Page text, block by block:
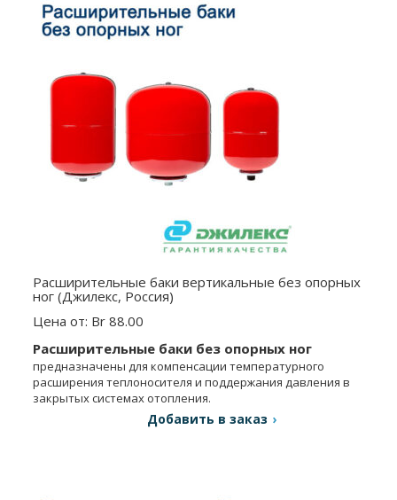
Расширительные баки вертикальные без опорных
ног (Джилекс, Россия)
Цена от: Br 88.00
Расширительные баки без опорных ног
предназначены для компенсации температурного
расширения теплоносителя и поддержания давления в
закрытых системах отопления.
Добавить в заказ